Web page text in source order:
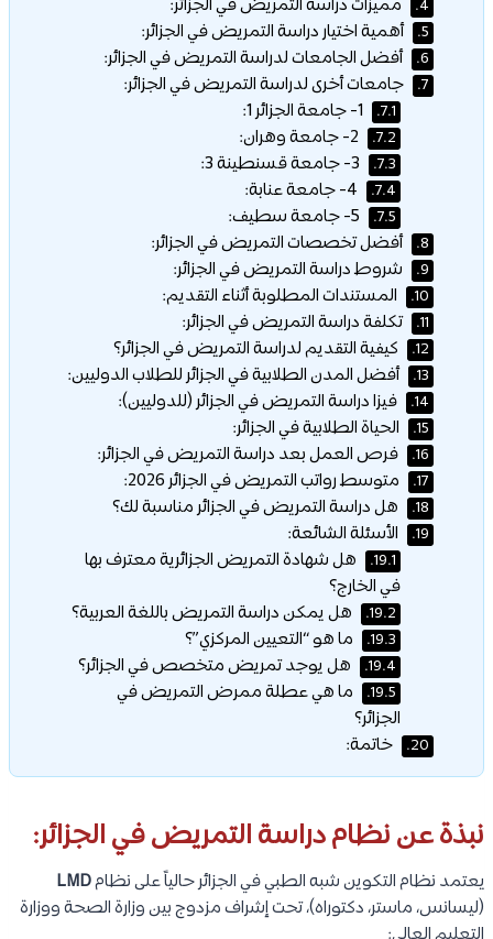
4. مميزات دراسة التمريض في الجزائر:
5. أهمية اختيار دراسة التمريض في الجزائر:
6. أفضل الجامعات لدراسة التمريض في الجزائر:
7. جامعات أخرى لدراسة التمريض في الجزائر:
7.1.
7.2.
7.3.
7.4.
7.5.
8. أفضل تخصصات التمريض في الجزائر:
9. شروط دراسة التمريض في الجزائر:
10. المستندات المطلوبة أثناء التقديم:
11. تكلفة دراسة التمريض في الجزائر:
12. كيفية التقديم لدراسة التمريض في الجزائر؟
13. أفضل المدن الطلابية في الجزائر للطلاب الدوليين:
14. فيزا دراسة التمريض في الجزائر (للدوليين):
15. الحياة الطلابية في الجزائر:
16. فرص العمل بعد دراسة التمريض في الجزائر:
17. متوسط رواتب التمريض في الجزائر 2026:
18. هل دراسة التمريض في الجزائر مناسبة لك؟
19. الأسئلة الشائعة:
19.1.
هل شهادة التمريض الجزائرية معترف بها
في الخارج؟
19.2. هل يمكن دراسة التمريض باللغة العربية؟
19.3. ما هو “التعيين المركزي”؟
19.4. هل يوجد تمريض متخصص في الجزائر؟
19.5.
ما هي عطلة ممرض التمريض في
الجزائر؟
20. خاتمة:
نبذة عن نظام دراسة التمريض في الجزائر:
يعتمد نظام التكوين شبه الطبي في الجزائر حالياً على نظامLMD
(ليسانس، ماستر، دكتوراه)، تحت إشراف مزدوج بين وزارة الصحة ووزارة